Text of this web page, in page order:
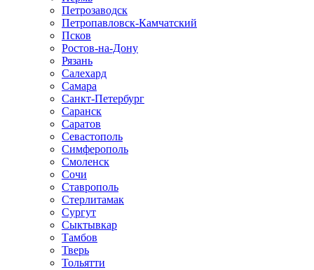
Петрозаводск
Петропавловск-Камчатский
Псков
Ростов-на-Дону
Рязань
Салехард
Самара
Санкт-Петербург
Саранск
Саратов
Севастополь
Симферополь
Смоленск
Сочи
Ставрополь
Стерлитамак
Сургут
Сыктывкар
Тамбов
Тверь
Тольятти